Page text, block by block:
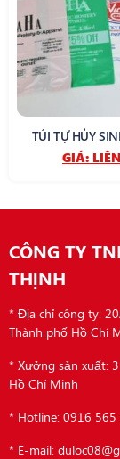
TÚI TỰ HỦY
GIÁ:
CÔNG TY
THỊNH
* Địa chỉ công ty:
Thành phố Hồ Chí
* Xưởng sản xuất:
Hồ Chí Minh
* Hotline: 0916
* E-mail: